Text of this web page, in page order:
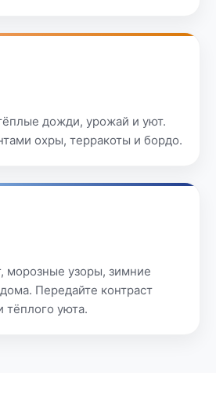
дожди, урожай и уют.
охры, терракоты и бордо.
морозные узоры, зимние
Передайте контраст
тёплого уюта.